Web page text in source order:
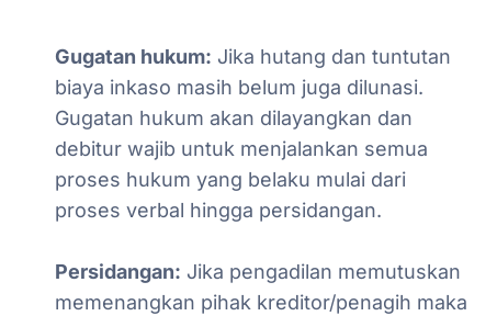
Gugatan hukum: Jika hutang dan tuntutan
biaya inkaso masih belum juga dilunasi.
Gugatan hukum akan dilayangkan dan
debitur wajib untuk menjalankan semua
proses hukum yang belaku mulai dari
proses verbal hingga persidangan.
Persidangan: Jika pengadilan memutuskan
memenangkan pihak kreditor/penagih maka